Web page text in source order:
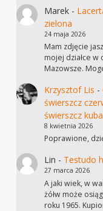
Marek-
zielona
24 maja 2026
Mam zdjęcie
mojej działce w
Mazowsze.
Krzysztof Lis -
świerszcz
świerszcz
8 kwietnia 2026
Poprawione,
Lin - Testudo
27 marca 2026
A jaki wiek, w
żółw może
roku 1965.